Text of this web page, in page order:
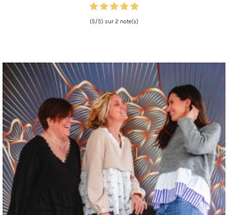
(5/5) sur 2 note(s)